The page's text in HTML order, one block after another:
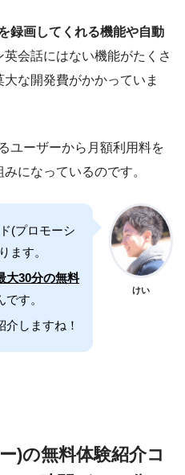
録画してくれる機能や自動
会話にはない機能がたくさ
な開発費がかかっていま
ユーザーから月額利用料を
になっているのです。
(プロモーシ
ます。
大30分の無料
です。
しますね！
けい
)の無料体験紹介コ